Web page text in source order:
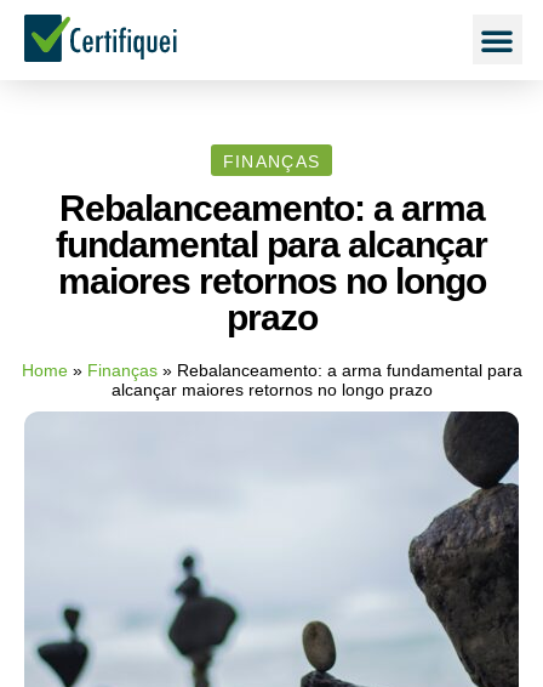
FINANÇAS
Rebalanceamento: a arma
fundamental para alcançar
maiores retornos no longo
prazo
Home» Finanças» Rebalanceamento: a arma fundamental para
alcançar maiores retornos no longo prazo